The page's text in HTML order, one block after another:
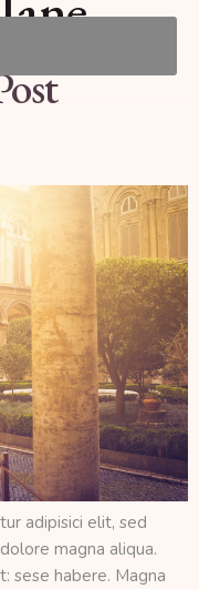
adipisici elit, sed
magna aliqua.
sese habere. Magna